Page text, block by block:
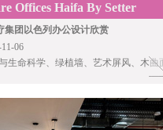
Offices Haifa By Setter
集团以色列办公设计欣赏
06
生命科学、绿植墙、艺术屏风、木曲